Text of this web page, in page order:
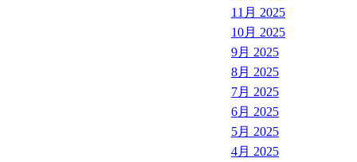
11月 2025
10月 2025
9月 2025
8月 2025
7月 2025
6月 2025
5月 2025
4月 2025